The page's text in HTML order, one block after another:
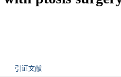
引证文献